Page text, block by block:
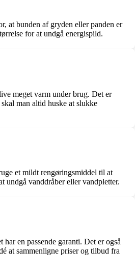
at bunden af gryden eller panden er
for at undgå energispild.
meget varm under brug. Det er
man altid huske at slukke
et mildt rengøringsmiddel til at
undgå vanddråber eller vandpletter.
en passende garanti. Det er også
at sammenligne priser og tilbud fra